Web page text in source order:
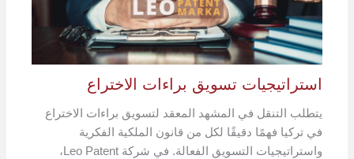
استراتيجيات تسويق براءات الاختراع
يتطلب التنقل في المشهد المعقد لتسويق براءات الاختراع
في تركيا فهمًا دقيقًا لكل من قانون الملكية الفكرية
واستراتيجيات التسويق الفعالة. في شركة Leo Patent،